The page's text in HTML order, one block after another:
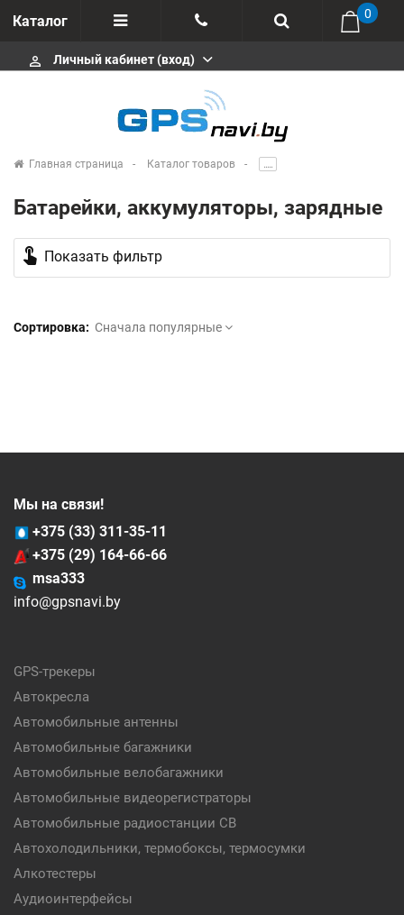
Каталог
Отзывы
+375 291646666
msa333
info@gpsnavi.by
0
perm_identity Личный кабинет (вход)
Главная страница Каталог товаров .....
Батарейки, аккумуляторы, зарядные
touch_app Показать фильтр
Сортировка: Сначала популярные
Мы на связи!
+375 (33) 311-35-11
+375 (29) 164-66-66
msa333
info@gpsnavi.by
GPS-трекеры
Автокресла
Автомобильные антенны
Автомобильные багажники
Автомобильные велобагажники
Автомобильные видеорегистраторы
Автомобильные радиостанции CB
Автохолодильники, термобоксы, термосумки
Алкотестеры
Аудиоинтерфейсы